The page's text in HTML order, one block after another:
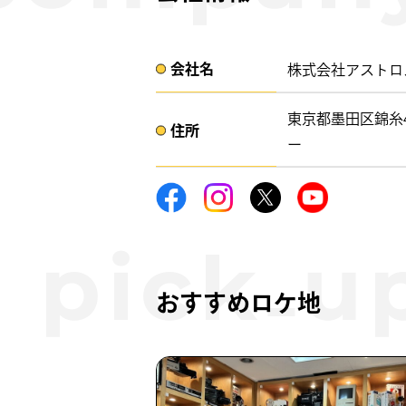
会社名​ 株式会社アスト
住所​​
東京都墨田区錦
ー ​
おすすめロケ地